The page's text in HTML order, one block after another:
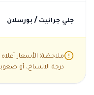
جلي جرانيت / بورسلان
ملاحظة: الأسعار
درجة الاتساخ، أو